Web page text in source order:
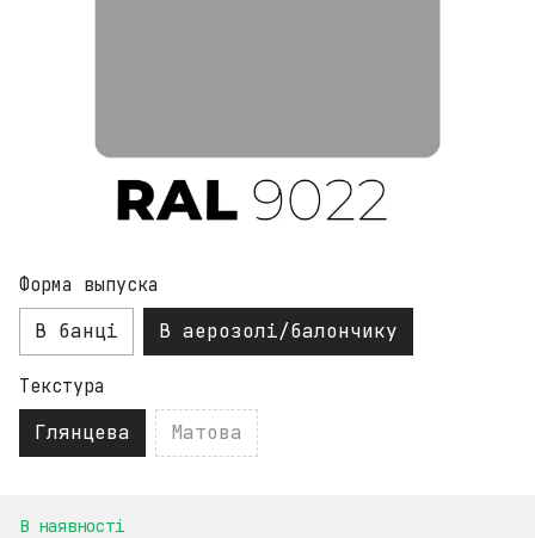
Форма выпуска
В банці В аерозолі/балончику
Текстура
Глянцева Матова
В наявності